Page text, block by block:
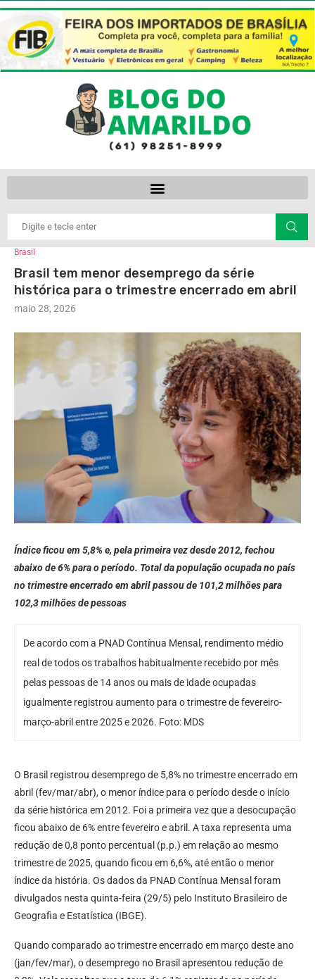
Brasil
Brasil tem menor desemprego da série
histórica para o trimestre encerrado em abril
maio 28, 2026
Índice ficou em 5,8% e, pela primeira vez desde 2012, fechou
abaixo de 6% para o período. Total da população ocupada no país
no trimestre encerrado em abril passou de 101,2 milhões para
102,3 milhões de pessoas
De acordo com a PNAD Contínua Mensal, rendimento médio
real de todos os trabalhos habitualmente recebido por mês
pelas pessoas de 14 anos ou mais de idade ocupadas
igualmente registrou aumento para o trimestre de fevereiro-
março-abril entre 2025 e 2026. Foto: MDS
O Brasil registrou desemprego de 5,8% no trimestre encerrado em
abril (fev/mar/abr), o menor índice para o período desde o início
da série histórica em 2012. Foi a primeira vez que a desocupação
ficou abaixo de 6% entre fevereiro e abril. A taxa representa uma
redução de 0,8 ponto percentual (p.p.) em relação ao mesmo
trimestre de 2025, quando ficou em 6,6%, até então o menor
índice da história. Os dados da PNAD Contínua Mensal foram
divulgados nesta quinta-feira (29/5) pelo Instituto Brasileiro de
Geografia e Estatística (IBGE).
Quando comparado ao trimestre encerrado em março deste ano
(jan/fev/mar), o desemprego no Brasil apresentou redução de